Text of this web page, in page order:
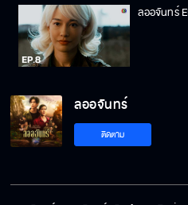
ลออจันทร์
ลออจันทร์
ติดตาม